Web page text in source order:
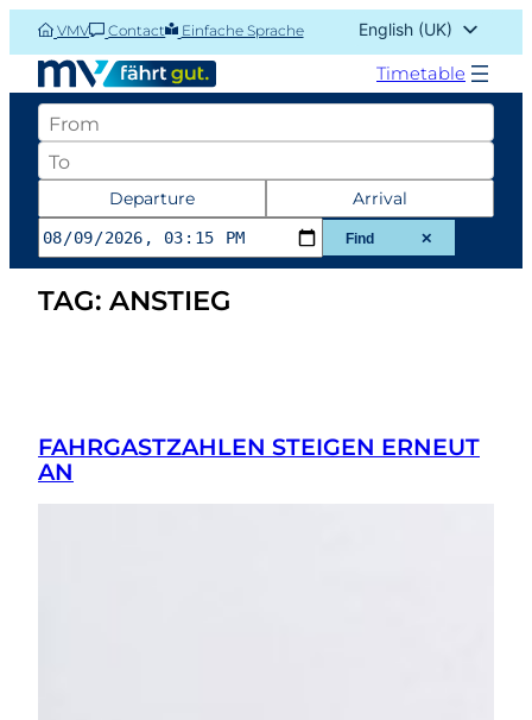
Skip
content
VMV Contact Einfache Sprache
English (UK)
Deutsch
Timetable
AbfahrtsortDeparture Arrival
und
Zeit
der
Find ✕
TAG: ANSTIEG
FAHRGASTZAHLEN STEIGEN ERNEUT
AN